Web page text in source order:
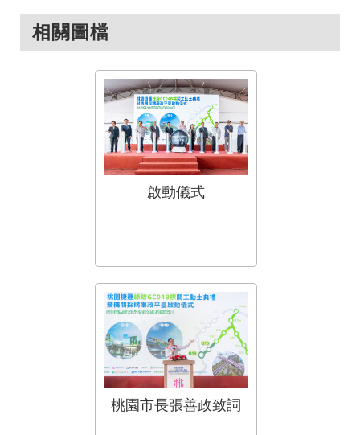
相關圖檔
啟動儀式
桃園市長張善政致詞